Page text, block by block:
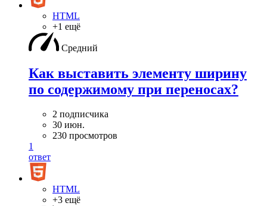
HTML
+1 ещё
Средний
Как выставить элементу ширину
по содержимому при переносах?
2 подписчика
30 июн.
230 просмотров
1
ответ
HTML
+3 ещё